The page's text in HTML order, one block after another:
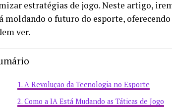
estratégias de jogo. Neste artigo,
moldando o futuro do esporte,
ver.
A Revolução da Tecnologia no Esporte
Como a IA Está Mudando as Táticas de Jogo